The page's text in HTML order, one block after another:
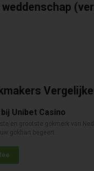
Unibet Casino
en grootste gokmerk van
gokhart begeert.